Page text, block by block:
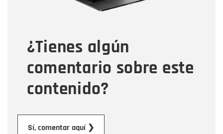
¿Tienes algún
comentario sobre este
contenido?
Sí, comentar aquí ❯
Tipo de comentario
Mensaje